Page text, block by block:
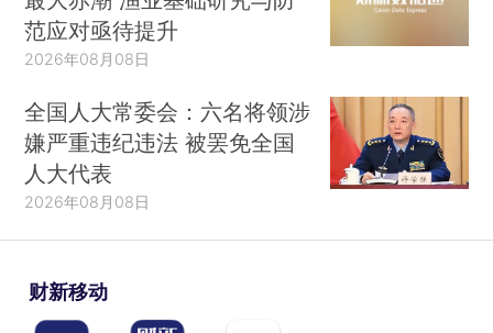
范应对亟待提升
2026年08月08日
全国人大常委会：六名将领涉
嫌严重违纪违法 被罢免全国
人大代表
2026年08月08日
财新移动